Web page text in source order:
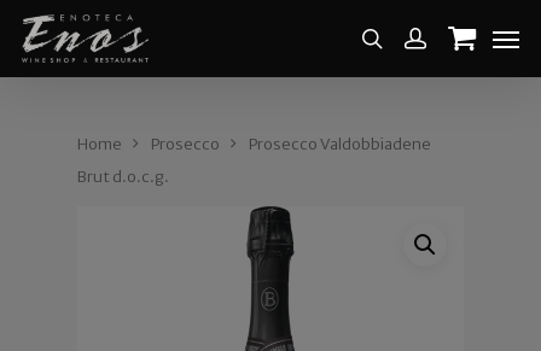
Home Prosecco
Prosecco Valdobbiadene
Brut d.o.c.g.